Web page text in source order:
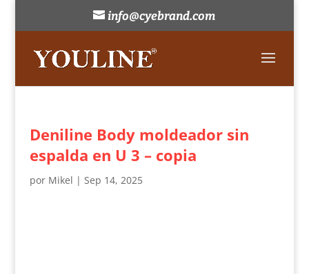
info@cyebrand.com
Deniline Body moldeador sin
espalda en U 3 – copia
por Mikel | Sep 14, 2025